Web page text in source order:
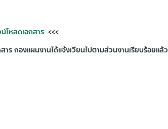
โหลดเอกสาร <<<
าร กองแผนงานได้แจ้งเวียนไปตามส่วนงานเรียบร้อยแล้ว